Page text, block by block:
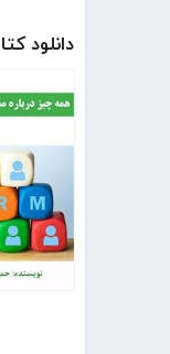
دانلود